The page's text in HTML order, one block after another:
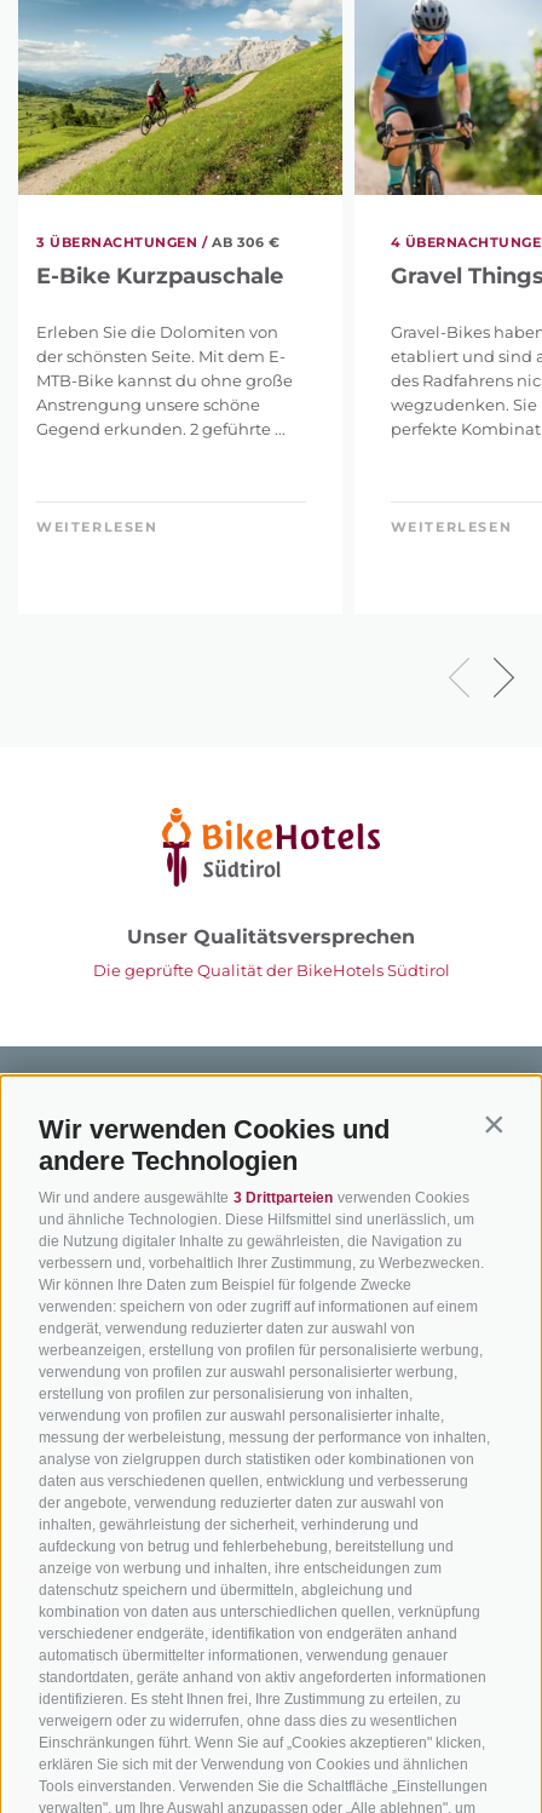
Wir verwenden Cookies und
andere Technologien
Wir und andere ausgewählte 3 Drittparteien verwenden Cookies
und ähnliche Technologien. Diese Hilfsmittel sind unerlässlich, um
die Nutzung digitaler Inhalte zu gewährleisten, die Navigation zu
verbessern und, vorbehaltlich Ihrer Zustimmung, zu Werbezwecken.
Wir können Ihre Daten zum Beispiel für folgende Zwecke
verwenden: speichern von oder zugriff auf informationen auf einem
endgerät, verwendung reduzierter daten zur auswahl von
werbeanzeigen, erstellung von profilen für personalisierte werbung,
verwendung von profilen zur auswahl personalisierter werbung,
erstellung von profilen zur personalisierung von inhalten,
verwendung von profilen zur auswahl personalisierter inhalte,
messung der werbeleistung, messung der performance von inhalten,
analyse von zielgruppen durch statistiken oder kombinationen von
daten aus verschiedenen quellen, entwicklung und verbesserung
der angebote, verwendung reduzierter daten zur auswahl von
inhalten, gewährleistung der sicherheit, verhinderung und
aufdeckung von betrug und fehlerbehebung, bereitstellung und
anzeige von werbung und inhalten, ihre entscheidungen zum
datenschutz speichern und übermitteln, abgleichung und
kombination von daten aus unterschiedlichen quellen, verknüpfung
verschiedener endgeräte, identifikation von endgeräten anhand
automatisch übermittelter informationen, verwendung genauer
standortdaten, geräte anhand von aktiv angeforderten informationen
identifizieren. Es steht Ihnen frei, Ihre Zustimmung zu erteilen, zu
verweigern oder zu widerrufen, ohne dass dies zu wesentlichen
Einschränkungen führt. Wenn Sie auf „Cookies akzeptieren" klicken,
erklären Sie sich mit der Verwendung von Cookies und ähnlichen
Tools einverstanden. Verwenden Sie die Schaltfläche „Einstellungen
verwalten", um Ihre Auswahl anzupassen oder „Alle ablehnen", um
3 ÜBERNACHTUNGEN / AB 306 €
E-Bike Kurzpauschale
Erleben Sie die Dolomiten von
der schönsten Seite. Mit dem E-
MTB-Bike kannst du ohne große
Anstrengung unsere schöne
Gegend erkunden. 2 geführte ...
WEITERLESEN
4
Gravel
Gravel-Bikes
etabliert und sind
des Radfahrens
wegzudenken.
perfekte
WEITERLESEN
Unser Qualitätsversprechen
Die geprüfte Qualität der BikeHotels Südtirol
BIKEHOTELS
SÜDTIROL
Hotels & Pakete
Urlaubspakete
Unsere Gutscheine
Hot Deals
Bike & Work
BIKEN IN
SÜDTIROL
Mountainbiken in
Südtirol
Rennradfahren in
Südtirol
Radwege in Südtirol
Bikeshops & Verleihe
Bike-Schulen
Tourenzentrale
Kontakt
Anreise
Zum
info@bikehotels.it
MELDE DICH ZU UNSEREM NEWSLETTER AN!